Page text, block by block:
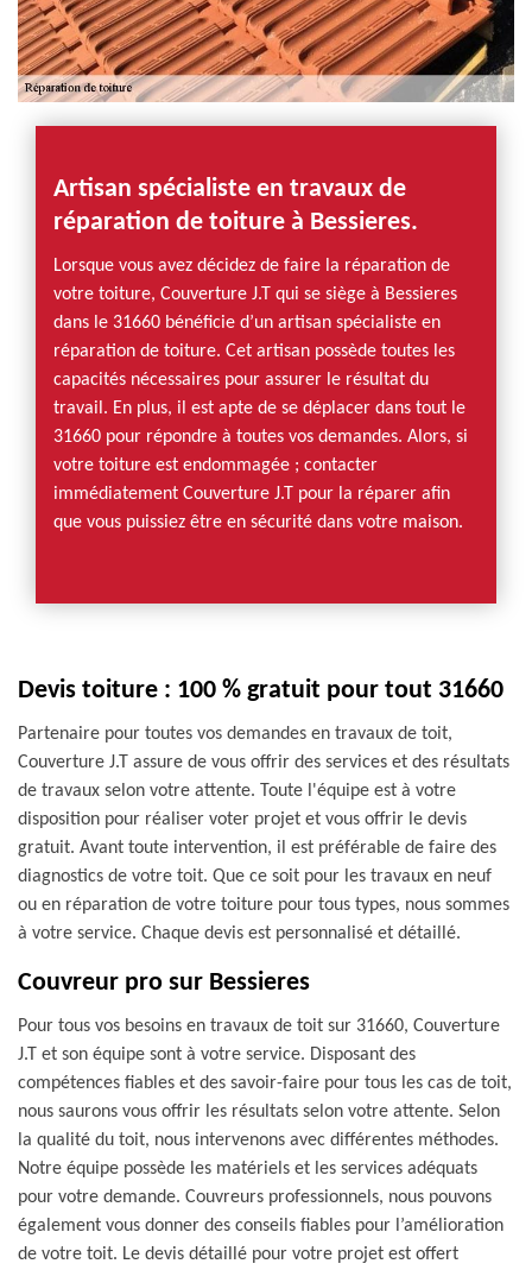
Artisan spécialiste en travaux de
réparation de toiture à Bessieres.
Lorsque vous avez décidez de faire la réparation de
votre toiture, Couverture J.T qui se siège à Bessieres
dans le 31660 bénéficie d’un artisan spécialiste en
réparation de toiture. Cet artisan possède toutes les
capacités nécessaires pour assurer le résultat du
travail. En plus, il est apte de se déplacer dans tout le
31660 pour répondre à toutes vos demandes. Alors, si
votre toiture est endommagée ; contacter
immédiatement Couverture J.T pour la réparer afin
que vous puissiez être en sécurité dans votre maison.
Devis toiture : 100 % gratuit pour tout 31660
Partenaire pour toutes vos demandes en travaux de toit,
Couverture J.T assure de vous offrir des services et des résultats
de travaux selon votre attente. Toute l'équipe est à votre
disposition pour réaliser voter projet et vous offrir le devis
gratuit. Avant toute intervention, il est préférable de faire des
diagnostics de votre toit. Que ce soit pour les travaux en neuf
ou en réparation de votre toiture pour tous types, nous sommes
à votre service. Chaque devis est personnalisé et détaillé.
Couvreur pro sur Bessieres
Pour tous vos besoins en travaux de toit sur 31660, Couverture
J.T et son équipe sont à votre service. Disposant des
compétences fiables et des savoir-faire pour tous les cas de toit,
nous saurons vous offrir les résultats selon votre attente. Selon
la qualité du toit, nous intervenons avec différentes méthodes.
Notre équipe possède les matériels et les services adéquats
pour votre demande. Couvreurs professionnels, nous pouvons
également vous donner des conseils fiables pour l’amélioration
de votre toit. Le devis détaillé pour votre projet est offert